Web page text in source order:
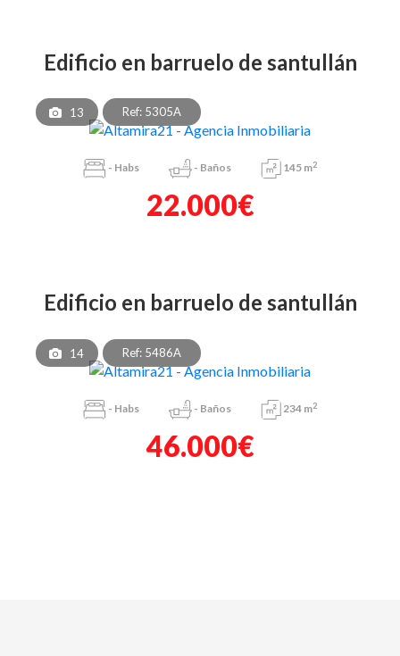
edificio en barruelo de santullán
13 Ref: 5305A
- Habs - Baños 145 m2
22.000€
edificio en barruelo de santullán
14 Ref: 5486A
- Habs - Baños 234 m2
46.000€